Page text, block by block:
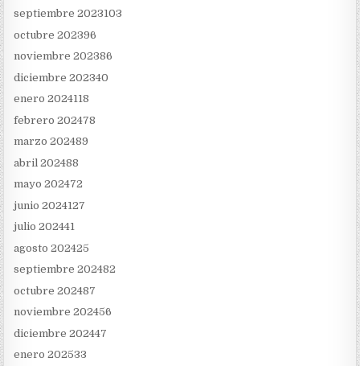
septiembre 2023103
octubre 202396
noviembre 202386
diciembre 202340
enero 2024118
febrero 202478
marzo 202489
abril 202488
mayo 202472
junio 2024127
julio 202441
agosto 202425
septiembre 202482
octubre 202487
noviembre 202456
diciembre 202447
enero 202533